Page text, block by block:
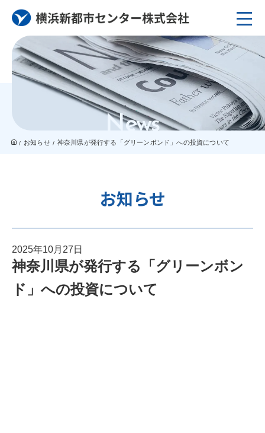
News
お知らせ 神奈川県が発行する「グリーンボンド」への投資について
お知らせ
神奈川県が発行する「グリーンボン
ド」への投資について
2025年10月27日